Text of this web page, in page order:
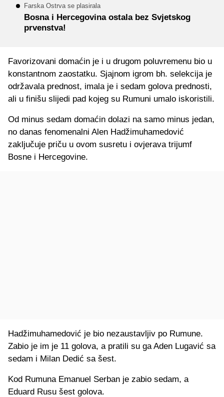
Farska Ostrva se plasirala
Bosna i Hercegovina ostala bez Svjetskog
prvenstva!
Favorizovani domaćin je i u drugom poluvremenu bio u
konstantnom zaostatku. Sjajnom igrom bh. selekcija je
održavala prednost, imala je i sedam golova prednosti,
ali u finišu slijedi pad kojeg su Rumuni umalo iskoristili.
Od minus sedam domaćin dolazi na samo minus jedan,
no danas fenomenalni Alen Hadžimuhamedović
zaključuje priču u ovom susretu i ovjerava trijumf
Bosne i Hercegovine.
Hadžimuhamedović je bio nezaustavljiv po Rumune.
Zabio je im je 11 golova, a pratili su ga Aden Lugavić sa
sedam i Milan Dedić sa šest.
Kod Rumuna Emanuel Serban je zabio sedam, a
Eduard Rusu šest golova.